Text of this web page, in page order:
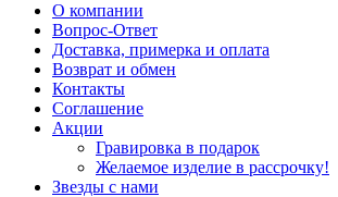
О компании
Вопрос-Ответ
Доставка, примерка и оплата
Возврат и обмен
Контакты
Соглашение
Акции
Гравировка в подарок
Желаемое изделие в рассрочку!
Звезды с нами